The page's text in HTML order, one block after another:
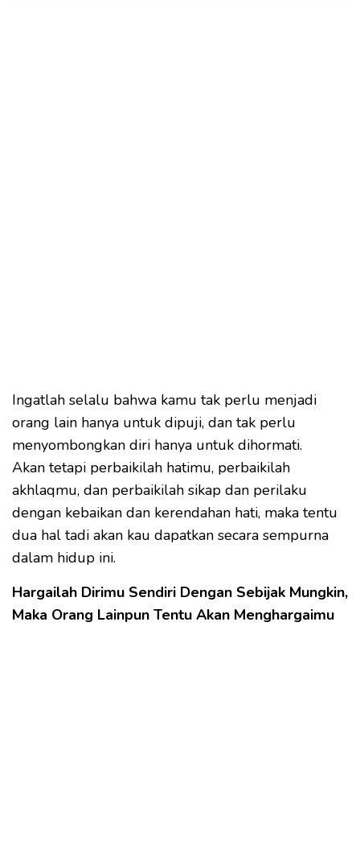
Ingatlah selalu bahwa kamu tak perlu menjadi
orang lain hanya untuk dipuji, dan tak perlu
menyombongkan diri hanya untuk dihormati.
Akan tetapi perbaikilah hatimu, perbaikilah
akhlaqmu, dan perbaikilah sikap dan perilaku
dengan kebaikan dan kerendahan hati, maka tentu
dua hal tadi akan kau dapatkan secara sempurna
dalam hidup ini.
Hargailah Dirimu Sendiri Dengan Sebijak Mungkin,
Maka Orang Lainpun Tentu Akan Menghargaimu